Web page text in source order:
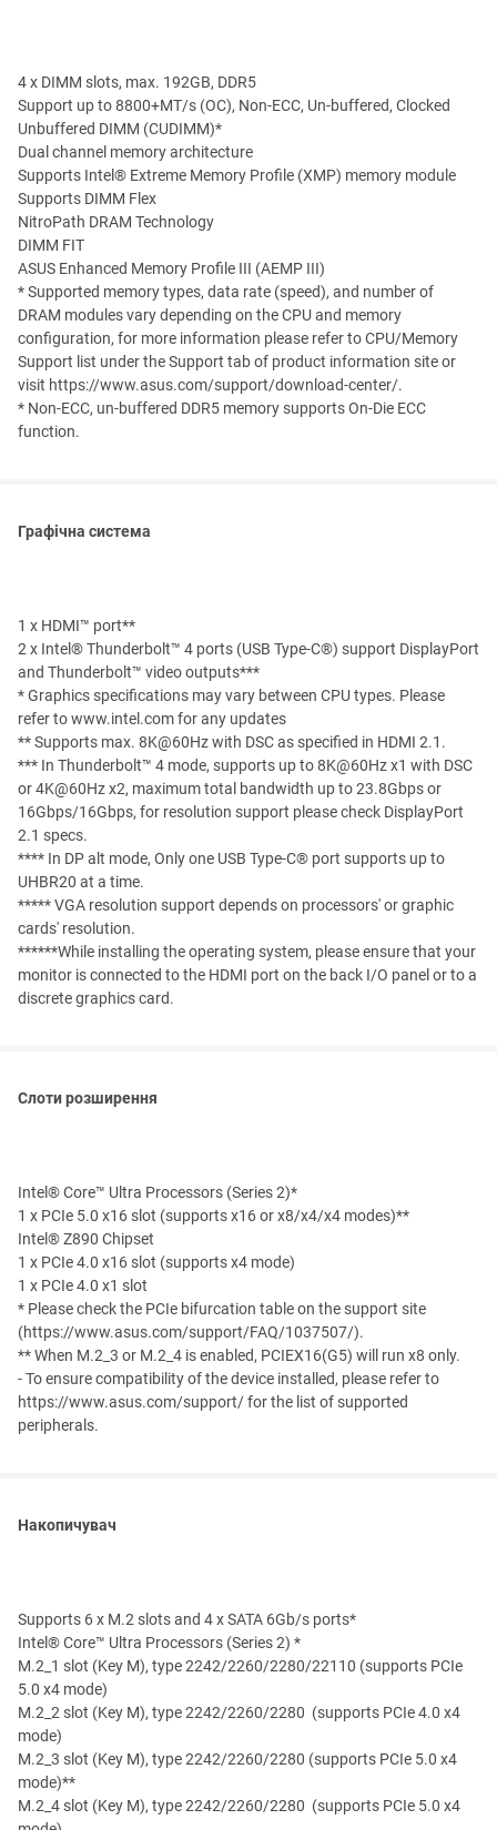
4 x DIMM slots, max. 192GB, DDR5
Support up to 8800+MT/s (OC), Non-ECC, Un-buffered, Clocked
Unbuffered DIMM (CUDIMM)*
Dual channel memory architecture
Supports Intel® Extreme Memory Profile (XMP) memory module
Supports DIMM Flex
NitroPath DRAM Technology
DIMM FIT
ASUS Enhanced Memory Profile III (AEMP III)
* Supported memory types, data rate (speed), and number of
DRAM modules vary depending on the CPU and memory
configuration, for more information please refer to CPU/Memory
Support list under the Support tab of product information site or
visit https://www.asus.com/support/download-center/.
* Non-ECC, un-buffered DDR5 memory supports On-Die ECC
function.
Графічна система
1 x HDMI™ port**
2 x Intel® Thunderbolt™ 4 ports (USB Type-C®) support DisplayPort
and Thunderbolt™ video outputs***
* Graphics specifications may vary between CPU types. Please
refer to www.intel.com for any updates
** Supports max. 8K@60Hz with DSC as specified in HDMI 2.1.
*** In Thunderbolt™ 4 mode, supports up to 8K@60Hz x1 with DSC
or 4K@60Hz x2, maximum total bandwidth up to 23.8Gbps or
16Gbps/16Gbps, for resolution support please check DisplayPort
2.1 specs.
**** In DP alt mode, Only one USB Type-C® port supports up to
UHBR20 at a time.
***** VGA resolution support depends on processors' or graphic
cards' resolution.
******While installing the operating system, please ensure that your
monitor is connected to the HDMI port on the back I/O panel or to a
discrete graphics card.
Слоти розширення
Intel® Core™ Ultra Processors (Series 2)*
1 x PCIe 5.0 x16 slot (supports x16 or x8/x4/x4 modes)**
Intel® Z890 Chipset
1 x PCIe 4.0 x16 slot (supports x4 mode)
1 x PCIe 4.0 x1 slot
* Please check the PCIe bifurcation table on the support site
(https://www.asus.com/support/FAQ/1037507/).
** When M.2_3 or M.2_4 is enabled, PCIEX16(G5) will run x8 only.
- To ensure compatibility of the device installed, please refer to
https://www.asus.com/support/ for the list of supported
peripherals.
Накопичувач
Supports 6 x M.2 slots and 4 x SATA 6Gb/s ports*
Intel® Core™ Ultra Processors (Series 2) *
M.2_1 slot (Key M), type 2242/2260/2280/22110 (supports PCIe
5.0 x4 mode)
M.2_2 slot (Key M), type 2242/2260/2280 (supports PCIe 4.0 x4
mode)
M.2_3 slot (Key M), type 2242/2260/2280 (supports PCIe 5.0 x4
mode)**
M.2_4 slot (Key M), type 2242/2260/2280 (supports PCIe 5.0 x4